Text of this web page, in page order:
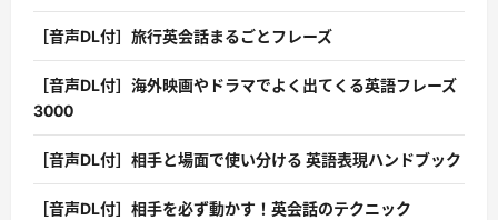
［音声DL付］旅行英会話まるごとフレーズ
［音声DL付］海外映画やドラマでよく出てくる英語フレーズ
3000
［音声DL付］相手と場面で使い分ける 英語表現ハンドブック
［音声DL付］相手を必ず動かす！英会話のテクニック